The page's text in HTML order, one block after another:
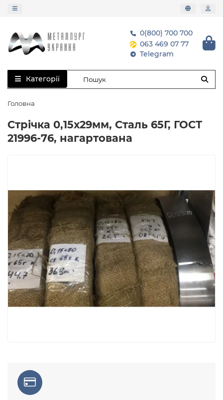
0(800) 700 700
063 469 07 77
Telegram
Категорії
Головна
Стрічка 0,15х29мм, Сталь 65Г, ГОСТ
21996-76, нагартована